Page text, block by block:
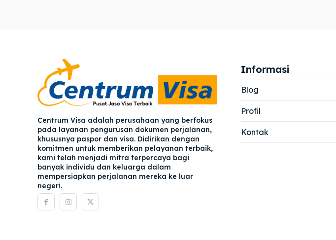
Blog
Blog
Centrum Visa adalah perusahaan yang berfokus
pada layanan pengurusan dokumen perjalanan,
khususnya paspor dan visa. Didirikan dengan
komitmen untuk memberikan pelayanan terbaik,
kami telah menjadi mitra terpercaya bagi
banyak individu dan keluarga dalam
mempersiapkan perjalanan mereka ke luar
negeri.
Informasi
Blog
Profil
Kontak